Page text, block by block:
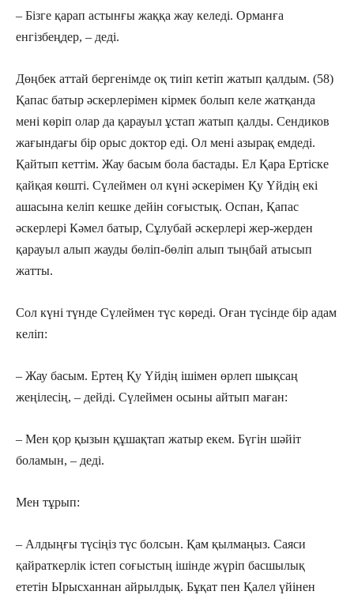
– Бізге қарап астынғы жаққа жау келеді. Орманға
енгізбеңдер, – деді.
Дөңбек аттай бергенімде оқ тиіп кетіп жатып қалдым. (58)
Қапас батыр әскерлерімен кірмек болып келе жатқанда
мені көріп олар да қарауыл ұстап жатып қалды. Сендиков
жағындағы бір орыс доктор еді. Ол мені азырақ емдеді.
Қайтып кеттім. Жау басым бола бастады. Ел Қара Ертіске
қайқая көшті. Сүлеймен ол күні әскерімен Қу Үйдің екі
ашасына келіп кешке дейін соғыстық. Оспан, Қапас
әскерлері Кәмел батыр, Сұлубай әскерлері жер-жерден
қарауыл алып жауды бөліп-бөліп алып тыңбай атысып
жатты.
Сол күні түнде Сүлеймен түс көреді. Оған түсінде бір адам
келіп:
– Жау басым. Ертең Қу Үйдің ішімен өрлеп шықсаң
жеңілесің, – дейді. Сүлеймен осыны айтып маған:
– Мен қор қызын құшақтап жатыр екем. Бүгін шәйіт
боламын, – деді.
Мен тұрып:
– Алдыңғы түсіңіз түс болсын. Қам қылмаңыз. Саяси
қайраткерлік істеп соғыстың ішінде жүріп басшылық
ететін Ырысханнан айрылдық. Бұқат пен Қалел үйінен